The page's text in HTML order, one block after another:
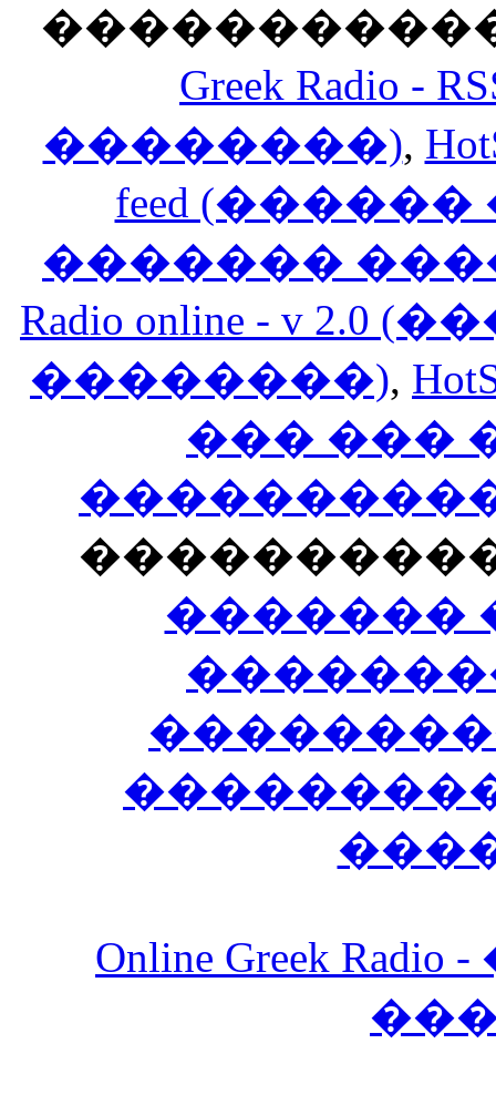
Greek Radio
��������),
feed
�������
Radio online - v
��������),
��� ���
�������
Online Greek